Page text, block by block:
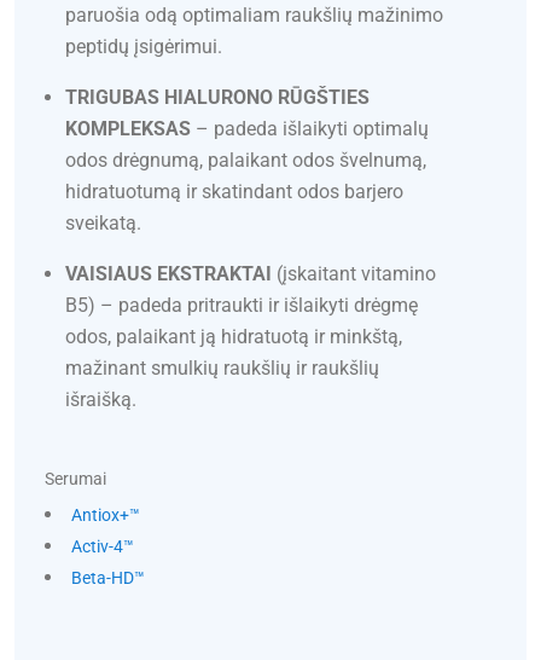
paruošia odą optimaliam raukšlių mažinimo
peptidų įsigėrimui.
TRIGUBAS HIALURONO RŪGŠTIES
KOMPLEKSAS – padeda išlaikyti optimalų
odos drėgnumą, palaikant odos švelnumą,
hidratuotumą ir skatindant odos barjero
sveikatą.
VAISIAUS EKSTRAKTAI (įskaitant vitamino
B5) – padeda pritraukti ir išlaikyti drėgmę
odos, palaikant ją hidratuotą ir minkštą,
mažinant smulkių raukšlių ir raukšlių
išraišką.
Serumai
Antiox+™
Activ-4™
Beta-HD™